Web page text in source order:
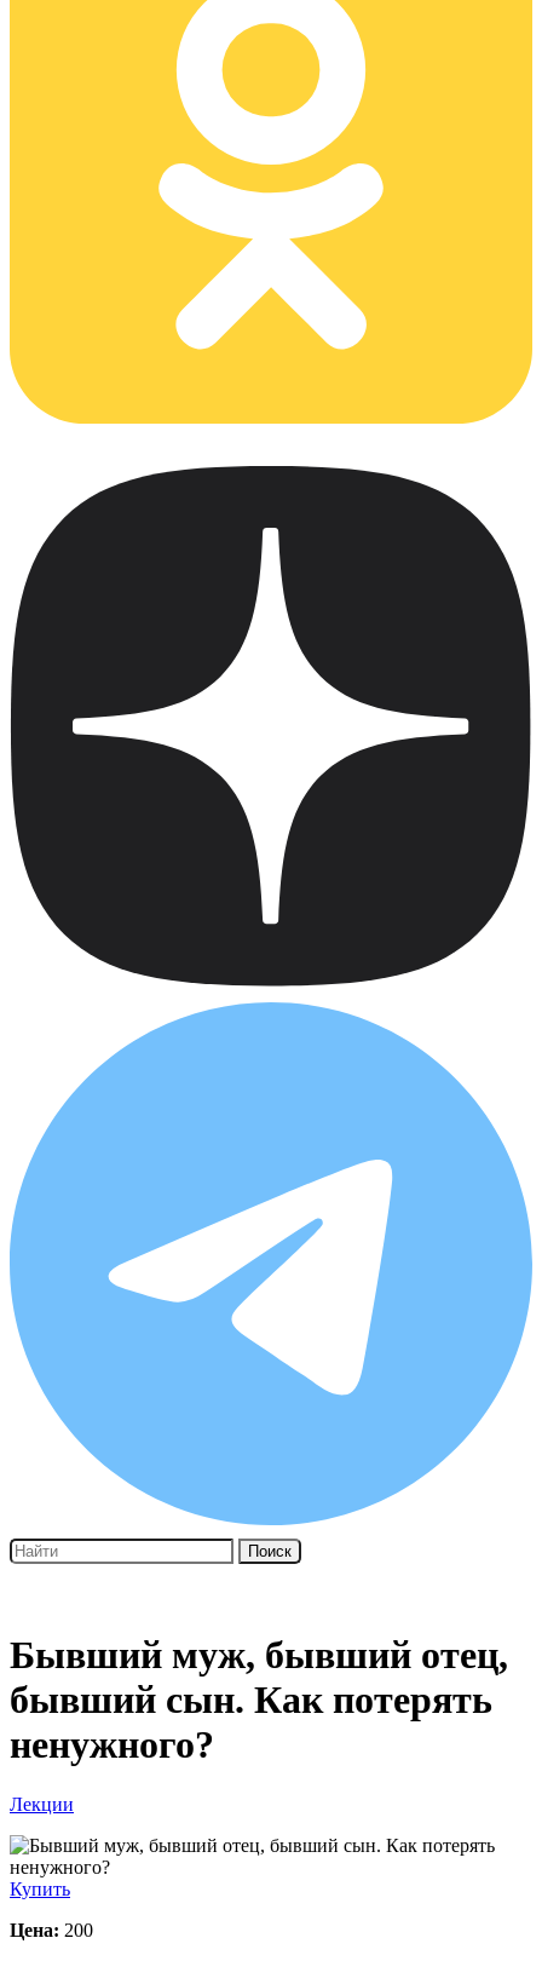
Поиск
Бывший муж, бывший отец,
бывший сын. Как потерять
ненужного?
Лекции
Купить
Цена: 200